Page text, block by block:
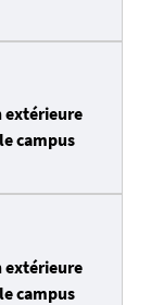
extérieure
campus
extérieure
campus